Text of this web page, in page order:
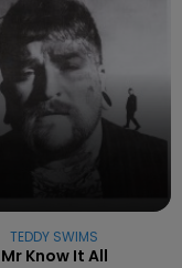
TEDDY SWIMS
Mr Know It All